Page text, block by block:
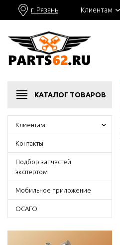
г. Рязань Клиентам
КАТАЛОГ ТОВАРОВ
Клиентам
Контакты
Подбор запчастей
экспертом
Мобильное приложение
ОСАГО